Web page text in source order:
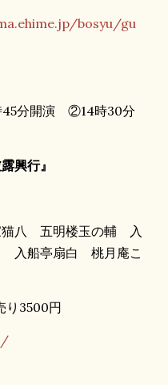
bosyu/gu
分開演 ②14時30分
興行』
八 五明楼玉の輔 入
入船亭扇白 桃月庵こ
3500円